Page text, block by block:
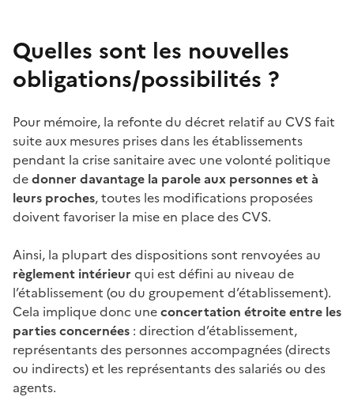
Quelles sont les nouvelles
obligations/possibilités ?
Pour mémoire, la refonte du décret relatif au CVS fait
suite aux mesures prises dans les établissements
pendant la crise sanitaire avec une volonté politique
dedonner davantage la parole aux personnes et à
leurs proches, toutes les modifications proposées
doivent favoriser la mise en place des CVS.
Ainsi, la plupart des dispositions sont renvoyées au
règlement intérieur qui est défini au niveau de
l’établissement (ou du groupement d’établissement).
Cela implique donc uneconcertation étroite entre les
parties concernées : direction d’établissement,
représentants des personnes accompagnées (directs
ou indirects) et les représentants des salariés ou des
agents.